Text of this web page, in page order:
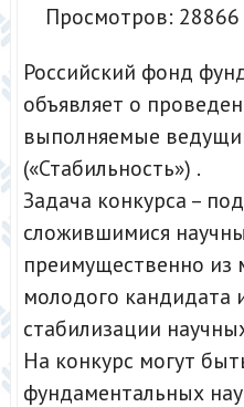
Просмотров: 28866
Российский фонд
объявляет о
выполняемые
(«Стабильность») .
Задача конкурса –
сложившимися
преимущественно из
молодого кандидата
стабилизации
На конкурс могут
фундаментальных